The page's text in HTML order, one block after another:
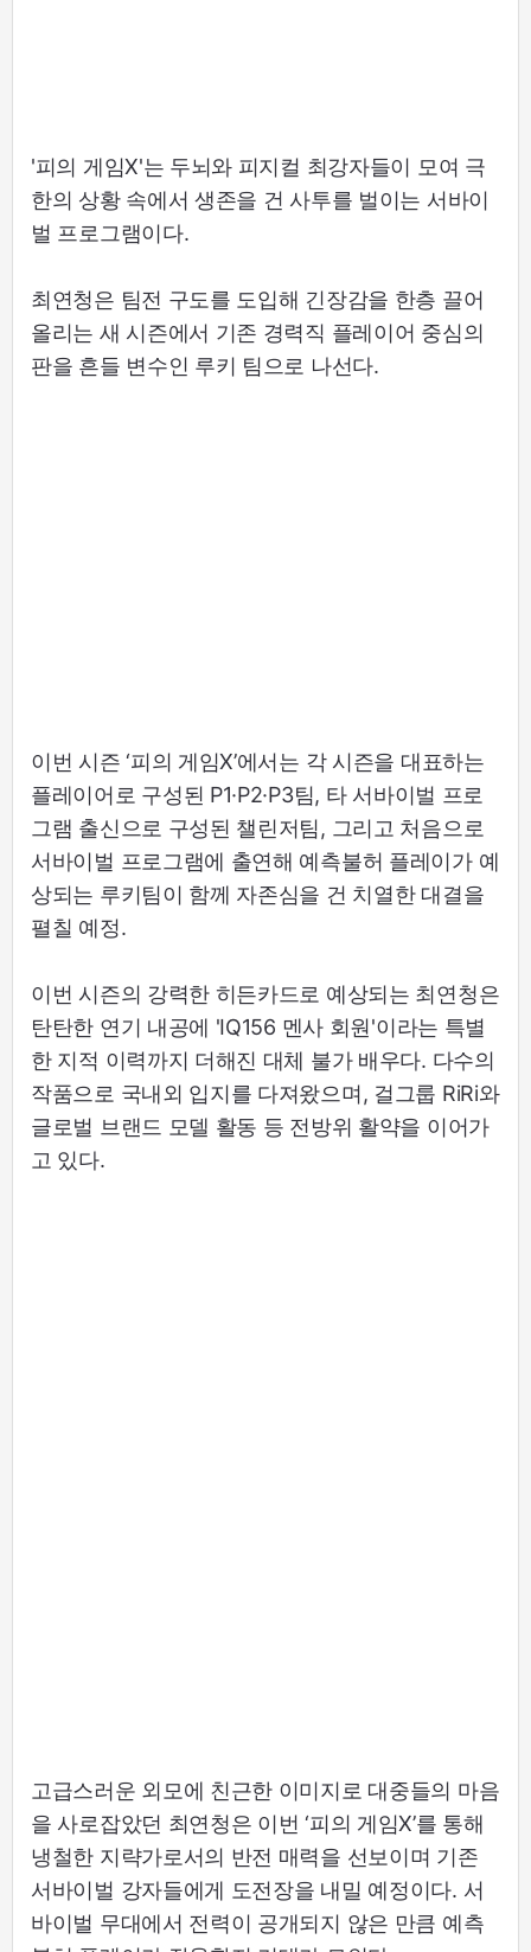
'피의 게임X'는 두뇌와 피지컬 최강자들이 모여 극
한의 상황 속에서 생존을 건 사투를 벌이는 서바이
벌 프로그램이다.
최연청은 팀전 구도를 도입해 긴장감을 한층 끌어
올리는 새 시즌에서 기존 경력직 플레이어 중심의
판을 흔들 변수인 루키 팀으로 나선다.
이번 시즌 ‘피의 게임X’에서는 각 시즌을 대표하는
플레이어로 구성된 P1·P2·P3팀, 타 서바이벌 프로
그램 출신으로 구성된 챌린저팀, 그리고 처음으로
서바이벌 프로그램에 출연해 예측불허 플레이가 예
상되는 루키팀이 함께 자존심을 건 치열한 대결을
펼칠 예정.
이번 시즌의 강력한 히든카드로 예상되는 최연청은
탄탄한 연기 내공에 'IQ156 멘사 회원'이라는 특별
한 지적 이력까지 더해진 대체 불가 배우다. 다수의
작품으로 국내외 입지를 다져왔으며, 걸그룹 RiRi와
글로벌 브랜드 모델 활동 등 전방위 활약을 이어가
고 있다.
고급스러운 외모에 친근한 이미지로 대중들의 마음
을 사로잡았던 최연청은 이번 ‘피의 게임X’를 통해
냉철한 지략가로서의 반전 매력을 선보이며 기존
서바이벌 강자들에게 도전장을 내밀 예정이다. 서
바이벌 무대에서 전력이 공개되지 않은 만큼 예측